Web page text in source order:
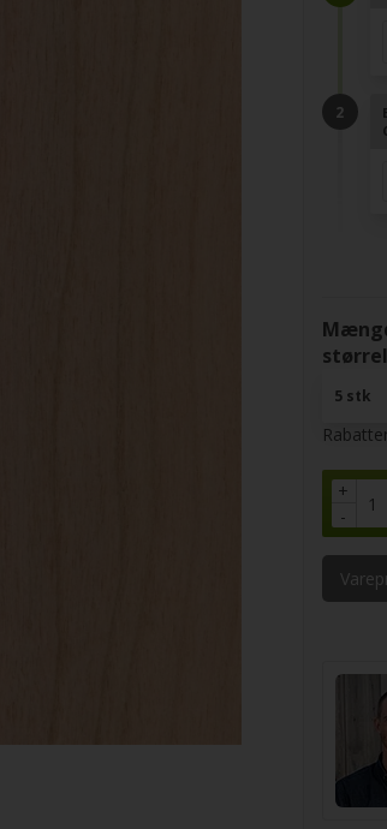
5 stk
+
-